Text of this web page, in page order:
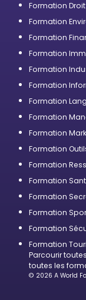
Formation
Formation
Formation
Formation
Formation
Formation
Formation
Formation
Formation
Formation
Formation
Formation
Formation
Formation
Formation
Formation
Parcourir
toutes les
© 2026 A World